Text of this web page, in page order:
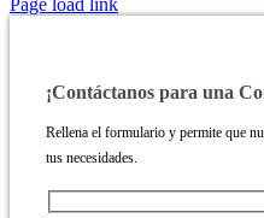
Page load link
¡Contáctanos para una
Rellena el formulario y permite que
tus necesidades.